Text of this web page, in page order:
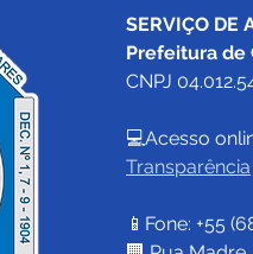
PE N°024/2025
SERVIÇO DE
Prefeitura de
CNPJ
💻Acesso
Transparência
📱Fone: +55